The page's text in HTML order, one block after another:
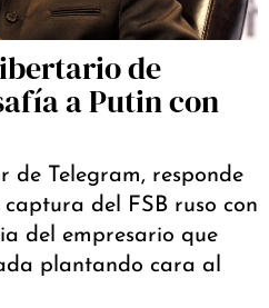
de
a Putin con
de Telegram, responde
del FSB ruso con
del empresario que
plantando cara al